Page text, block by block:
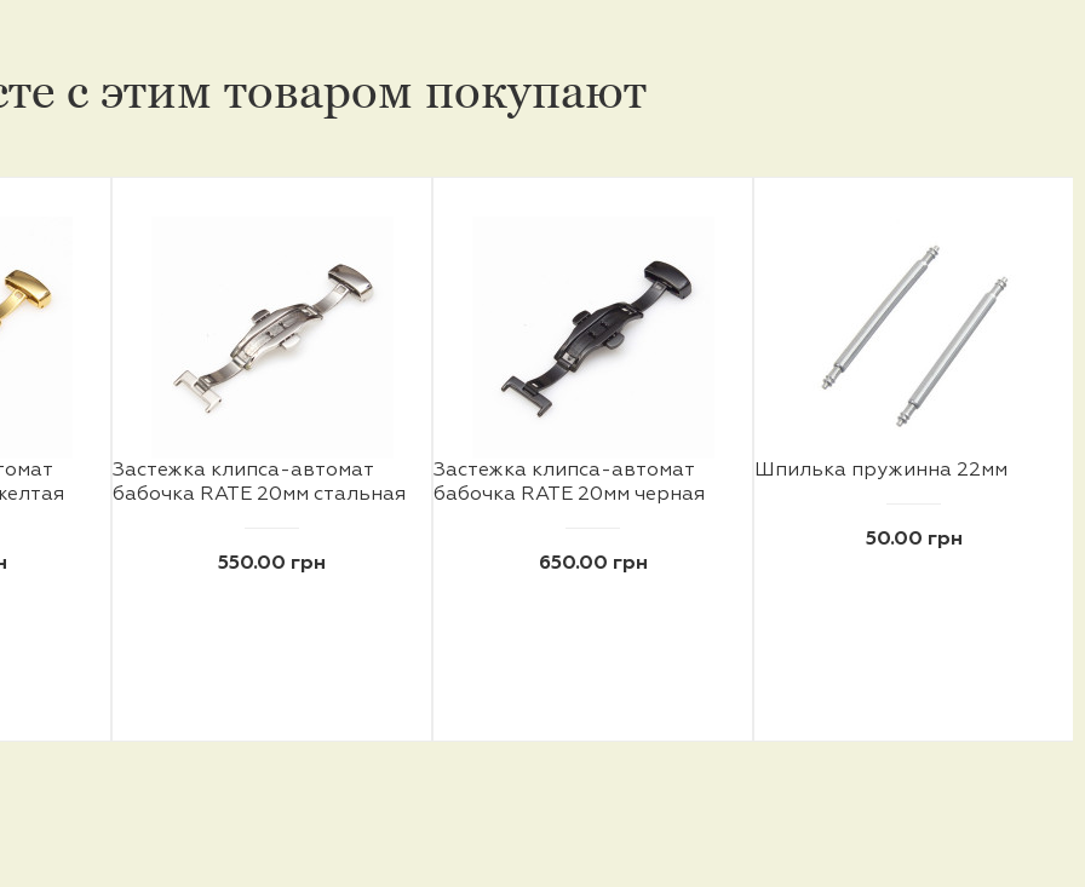
с этим товаром покупают
Застежка клипса-автомат
бабочка RATE 20мм стальная
550.00 грн
Застежка клипса-автомат
бабочка RATE 20мм черная
650.00 грн
Шпилька пружинна 22мм
50.00 грн